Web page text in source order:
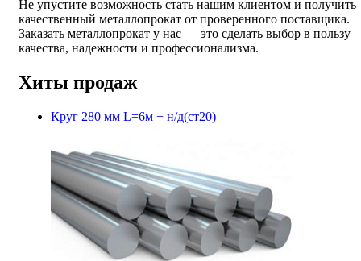
Не упустите возможность стать нашим клиентом и получить
качественный металлопрокат от проверенного поставщика.
Заказать металлопрокат у нас — это сделать выбор в пользу
качества, надежности и профессионализма.
Хиты продаж
Круг 280 мм L=6м + н/д(ст20)